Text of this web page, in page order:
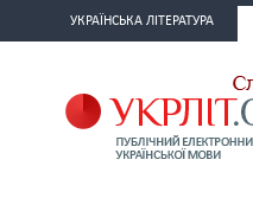
УКРАЇНСЬКА ЛІТЕРАТУРА